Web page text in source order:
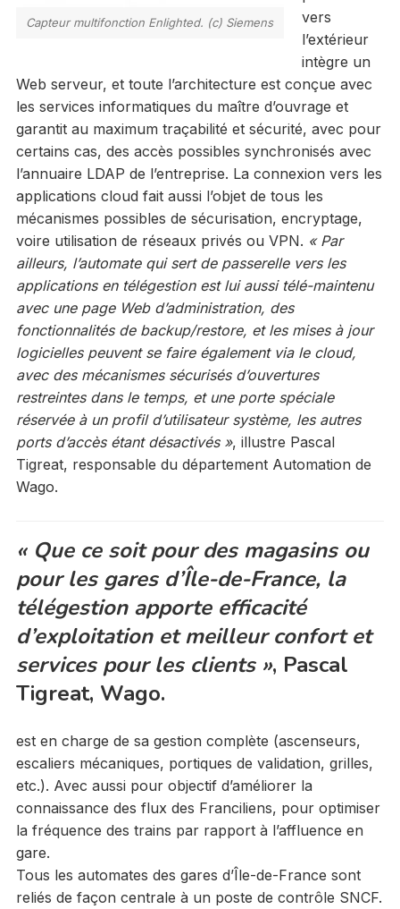
Capteur multifonction Enlighted. (c) Siemens
vers
l’extérieur
intègre un
Web serveur, et toute l’architecture est conçue avec
les services informatiques du maître d’ouvrage et
garantit au maximum traçabilité et sécurité, avec pour
certains cas, des accès possibles synchronisés avec
l’annuaire LDAP de l’entreprise. La connexion vers les
applications cloud fait aussi l’objet de tous les
mécanismes possibles de sécurisation, encryptage,
voire utilisation de réseaux privés ou VPN. « Par
ailleurs, l’automate qui sert de passerelle vers les
applications en télégestion est lui aussi télé-maintenu
avec une page Web d’administration, des
fonctionnalités de backup/restore, et les mises à jour
logicielles peuvent se faire également via le cloud,
avec des mécanismes sécurisés d’ouvertures
restreintes dans le temps, et une porte spéciale
réservée à un profil d’utilisateur système, les autres
ports d’accès étant désactivés », illustre Pascal
Tigreat, responsable du département Automation de
Wago.
« Que ce soit pour des magasins ou
pour les gares d’Île-de-France, la
télégestion apporte efficacité
d’exploitation et meilleur confort et
services pour les clients », Pascal
Tigreat, Wago.
est en charge de sa gestion complète (ascenseurs,
escaliers mécaniques, portiques de validation, grilles,
etc.). Avec aussi pour objectif d’améliorer la
connaissance des flux des Franciliens, pour optimiser
la fréquence des trains par rapport à l’affluence en
gare.
Tous les automates des gares d’Île-de-France sont
reliés de façon centrale à un poste de contrôle SNCF.